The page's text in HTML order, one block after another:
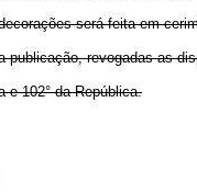
será feita em
revogadas as
e 102° da República.